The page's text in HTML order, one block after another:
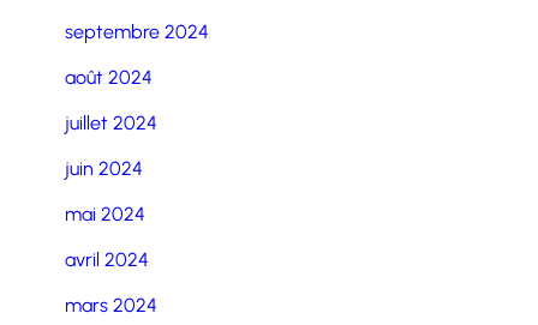
septembre 2024
août 2024
juillet 2024
juin 2024
mai 2024
avril 2024
mars 2024